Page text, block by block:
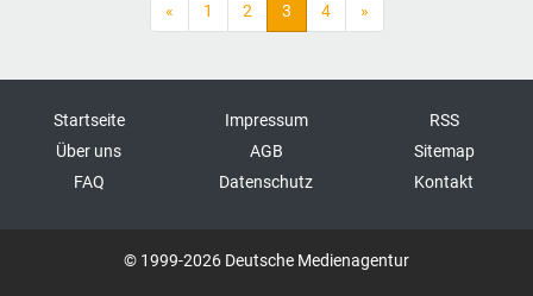
« 1 2 3 4 »
Startseite
Über uns
FAQ
Impressum
AGB
Datenschutz
RSS
Sitemap
Kontakt
© 1999-2026 Deutsche Medienagentur